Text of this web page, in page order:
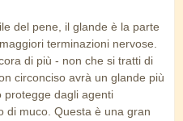
del pene, il glande è la parte
terminazioni nervose.
di più - non che si tratti di
circonciso avrà un glande più
protegge dagli agenti
di muco. Questa è una gran